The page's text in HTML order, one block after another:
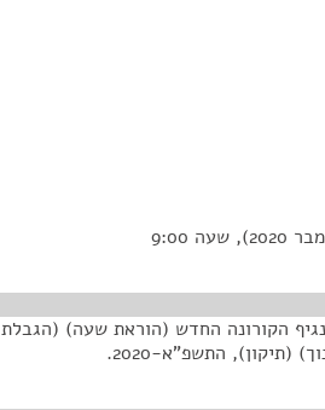
הקורונה החדש (הוראת שעה) (הגבלת
(תיקון), התשפ"א-2020.